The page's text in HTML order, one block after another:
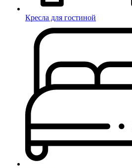
Кресла для гостиной